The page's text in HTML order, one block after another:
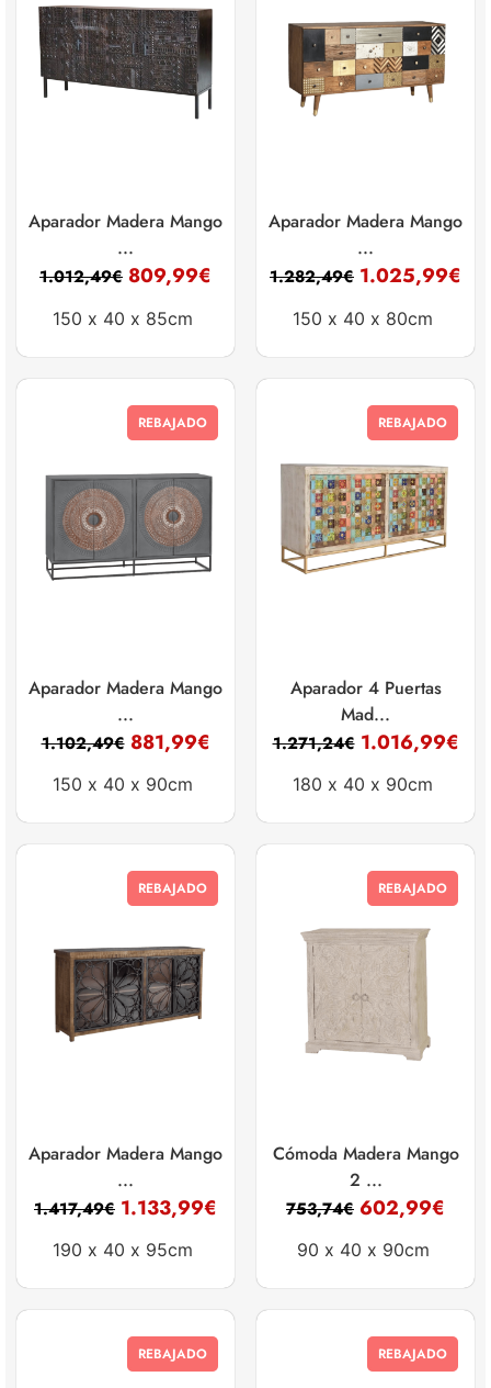
Aparador Madera Mango
...
1.012,49€ 809,99€
150 x 40 x 85cm
Aparador Madera Mango
...
1.282,49€ 1.025,99€
150 x 40 x 80cm
REBAJADO
Aparador Madera Mango
...
1.102,49€ 881,99€
150 x 40 x 90cm
REBAJADO
Aparador 4 Puertas
Mad...
1.271,24€ 1.016,99€
180 x 40 x 90cm
REBAJADO
Aparador Madera Mango
...
1.417,49€ 1.133,99€
190 x 40 x 95cm
REBAJADO
Cómoda Madera Mango
2 ...
753,74€ 602,99€
90 x 40 x 90cm
REBAJADO REBAJADO